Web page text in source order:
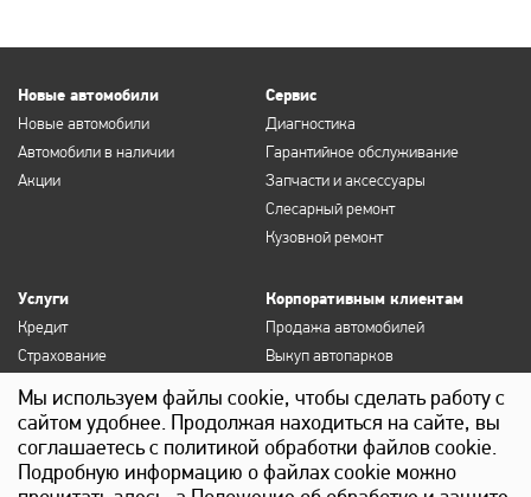
Новые автомобили
Новые автомобили
Автомобили в наличии
Акции
Сервис
Диагностика
Гарантийное обслуживание
Запчасти и аксессуары
Слесарный ремонт
Кузовной ремонт
Услуги
Кредит
Страхование
Продление полисов ОСАГО и
КАСКО
Выкуп
Детейлинг
Корпоративным клиентам
Продажа автомобилей
Выкуп автопарков
Сервисное обслуживание
Лизинг
Мы используем файлы cookie, чтобы сделать работу с
сайтом удобнее. Продолжая находиться на сайте, вы
соглашаетесь с политикой обработки файлов cookie.
Подробную информацию о файлах cookie можно